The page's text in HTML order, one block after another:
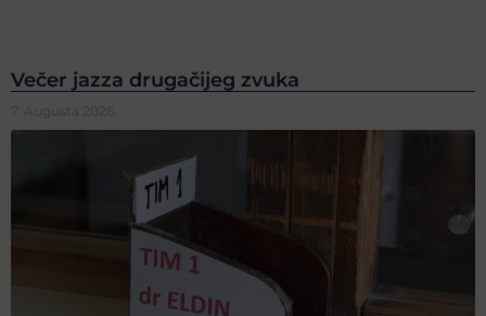
Večer jazza drugačijeg zvuka
7. Augusta 2026.